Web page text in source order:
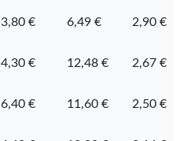
3,80 € 6,49 € 2,90 €
4,30 € 12,48 € 2,67 €
6,40 € 11,60 € 2,50 €